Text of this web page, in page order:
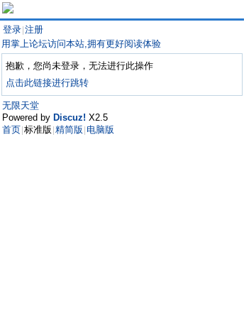
登录 注册
用掌上论坛访问本站,拥有更好阅读体验
抱歉，您尚未登录，无法进行此操作
点击此链接进行跳转
无限天堂
Powered by Discuz! X2.5
首页 标准版 精简版 电脑版